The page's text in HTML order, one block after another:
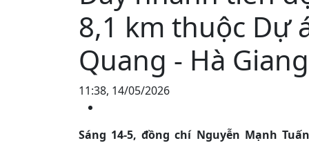
8,1 km thuộc Dự
Quang - Hà Giang
11:38, 14/05/2026
Sáng 14-5, đồng chí Nguyễn Mạnh